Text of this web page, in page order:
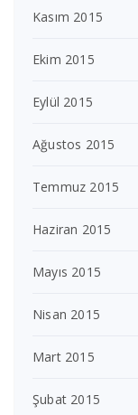
Kasım 2015
Ekim 2015
Eylül 2015
Ağustos 2015
Temmuz 2015
Haziran 2015
Mayıs 2015
Nisan 2015
Mart 2015
Şubat 2015